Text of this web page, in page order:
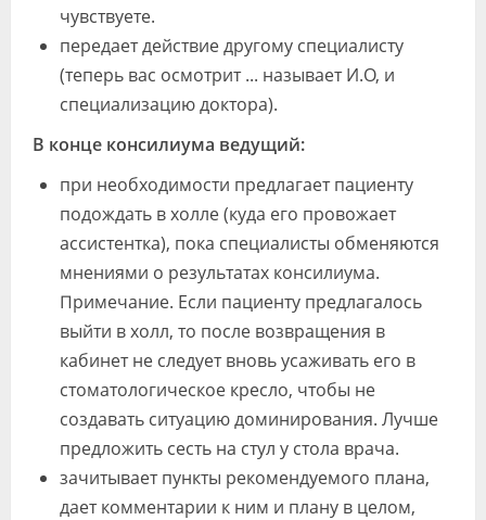
чувствуете.
передает действие другому специалисту
(теперь вас осмотрит ... называет И.О, и
специализацию доктора).
В конце консилиума ведущий:
при необходимости предлагает пациенту
подождать в холле (куда его провожает
ассистентка), пока специалисты обменяются
мнениями о результатах консилиума.
Примечание. Если пациенту предлагалось
выйти в холл, то после возвращения в
кабинет не следует вновь усаживать его в
стоматологическое кресло, чтобы не
создавать ситуацию доминирования. Лучше
предложить сесть на стул у стола врача.
зачитывает пункты рекомендуемого плана,
дает комментарии к ним и плану в целом,